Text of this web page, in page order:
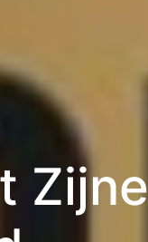
Zijne